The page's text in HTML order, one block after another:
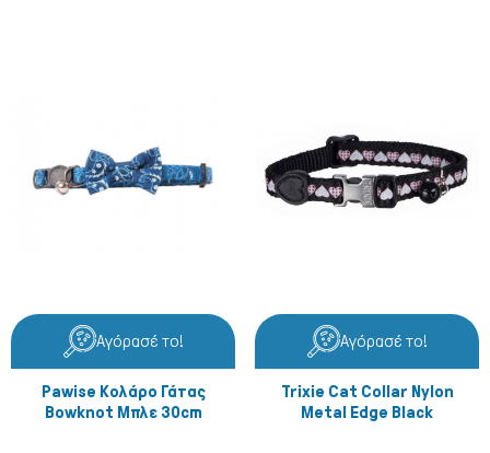
Αγόρασέ το!
Pawise Κολάρο Γάτας
Bowknot Μπλε 30cm
Αγόρασέ το!
Trixie Cat Collar Nylon
Metal Edge Black